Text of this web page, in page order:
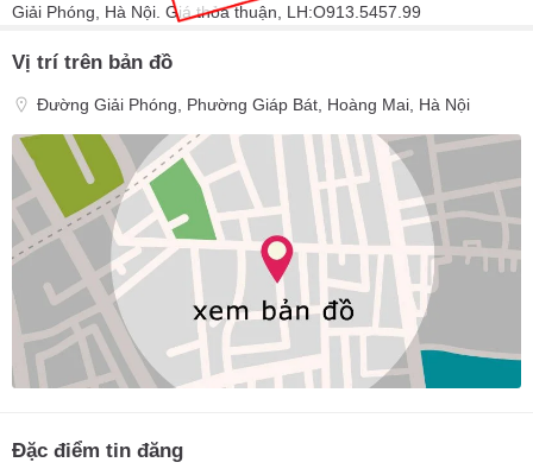
Giải Phóng, Hà Nội. Giá thỏa thuận, LH:O913.5457.99
Vị trí trên bản đồ
Đường Giải Phóng, Phường Giáp Bát, Hoàng Mai, Hà Nội
Đặc điểm tin đăng